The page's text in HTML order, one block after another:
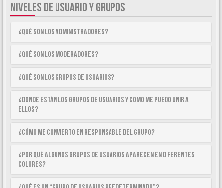
NIVELES DE USUARIO Y GRUPOS
¿Qué son los Administradores?
¿Qué son los Moderadores?
¿Qué son los Grupos de Usuarios?
¿Donde están los Grupos de Usuarios y como me puedo unir a
ellos?
¿Cómo me convierto en Responsable del Grupo?
¿Por qué algunos Grupos de Usuarios aparecen en diferentes
colores?